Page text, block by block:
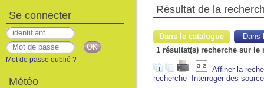
Résultat de la
Dans le catalogue
Dans
1 résultat(s) recherche sur
Affiner la
recherche
Interroger des
Se connecter
Mot de passe oublié ?
Météo